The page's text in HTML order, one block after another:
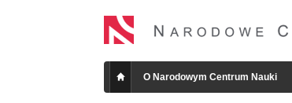
O Narodowym Centrum Nauki